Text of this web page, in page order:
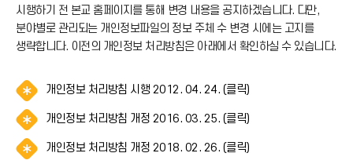
시행하기 전 본교 홈페이지를 통해 변경 내용을 공지하겠습니다. 다만,
분야별로 관리되는 개인정보파일의 정보 주체 수 변경 시에는 고지를
생략합니다. 이전의 개인정보 처리방침은 아래에서 확인하실 수 있습니다.
개인정보 처리방침 시행 2012. 04. 24. (클릭)알
(
아
개인정보 처리방침 개정 2016. 03. 25. (클릭)알
(
개인정보 처리방침 개정 2018. 02. 26. (클릭)알